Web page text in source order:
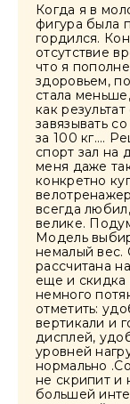
Когда я в
фигура была
гордился.
отсутствие
что я
здоровьем,
стала
как
завязывать
за 100 кг….
спорт зал
меня даже
конкретно
всегда
велике.
Модель
немалый вес.
рассчитана
еще и скидка
немного
отметить:
вертикали и
дисплей,
уровней
нормально
не скрипит и
большей